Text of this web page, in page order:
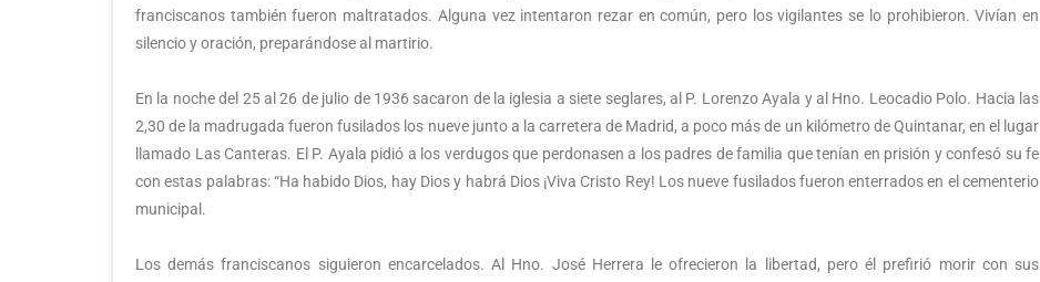
franciscanos también fueron maltratados. Alguna vez intentaron rezar en común, pero los vigilantes se lo prohibieron. Vivían en
silencio y oración, preparándose al martirio.
En la noche del 25 al 26 de julio de 1936 sacaron de la iglesia a siete seglares, al P. Lorenzo Ayala y al Hno. Leocadio Polo. Hacia las
2,30 de la madrugada fueron fusilados los nueve junto a la carretera de Madrid, a poco más de un kilómetro de Quintanar, en el lugar
llamado Las Canteras. El P. Ayala pidió a los verdugos que perdonasen a los padres de familia que tenían en prisión y confesó su fe
con estas palabras: “Ha habido Dios, hay Dios y habrá Dios ¡Viva Cristo Rey! Los nueve fusilados fueron enterrados en el cementerio
municipal.
Los demás franciscanos siguieron encarcelados. Al Hno. José Herrera le ofrecieron la libertad, pero él prefirió morir con sus